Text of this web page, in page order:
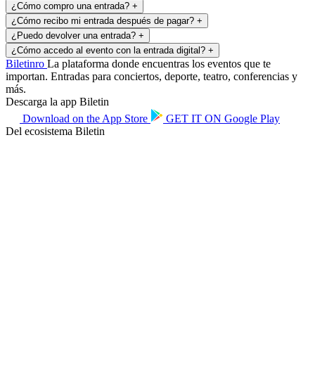
¿Cómo compro una entrada? +
¿Cómo recibo mi entrada después de pagar? +
¿Puedo devolver una entrada? +
¿Cómo accedo al evento con la entrada digital? +
Biletinro La plataforma donde encuentras los eventos que te
importan. Entradas para conciertos, deporte, teatro, conferencias y
más.
Descarga la app Biletin
Download on the App Store GET IT ON Google Play
Del ecosistema Biletin